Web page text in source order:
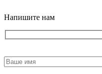
Напишите нам